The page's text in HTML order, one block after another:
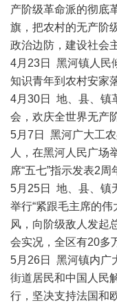
产阶级革命派的彻底
旗，把农村的无产阶
政治边防，建设社会
4月23日 黑河镇人民
知识青年到农村安家
4月30日 地、县、镇
会，欢庆全世界无产
5月7日 黑河广大工
人，在黑河人民广场
席“五七”指示发表2周
5月25日 地、县、镇
举行“紧跟毛主席的
风，向阶级敌人发起
会实况，全区有20多
5月26日 黑河镇内广
街道居民和中国人民
行，坚决支持法国和